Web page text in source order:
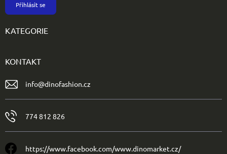
Přihlásit se
KATEGORIE
KONTAKT
info@dinofashion.cz
774 812 826
https://www.facebook.com/www.dinomarket.cz/